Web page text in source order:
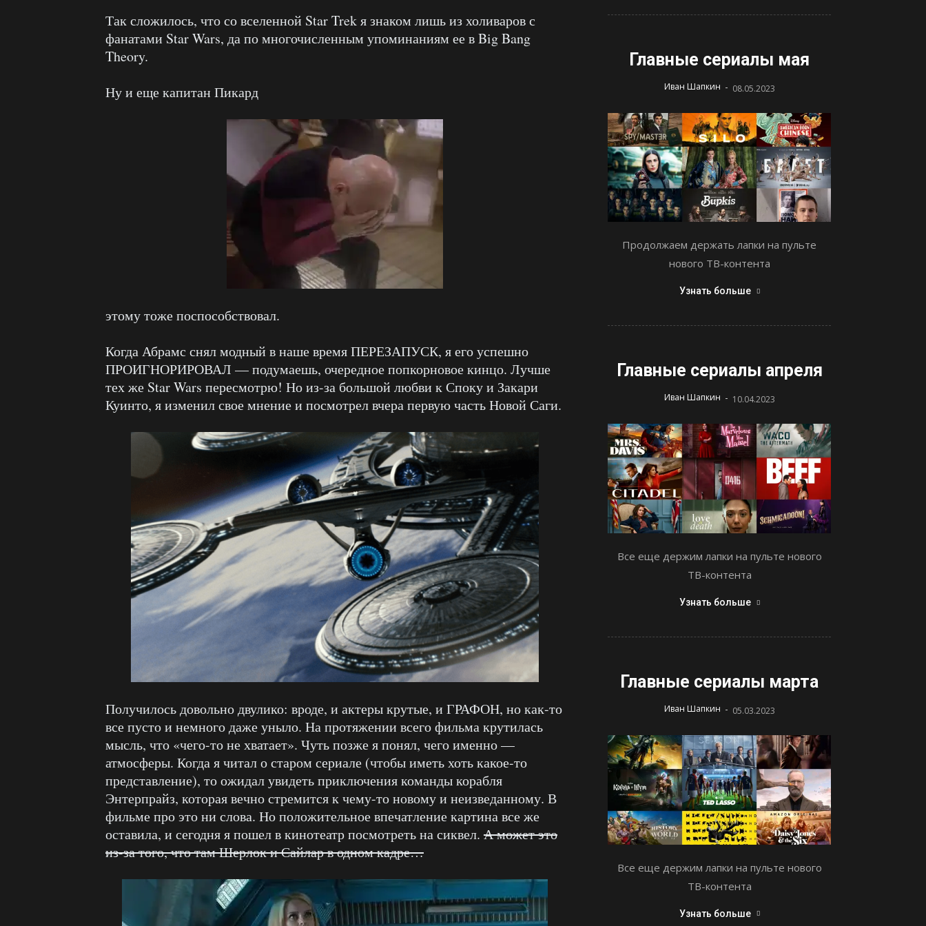
Так сложилось, что со вселенной Star Trek я знаком лишь из холиваров с
фанатами Star Wars, да по многочисленным упоминаниям ее в Big Bang
Theory.
Ну и еще капитан Пикард
этому тоже поспособствовал.
Когда Абрамс снял модный в наше время ПЕРЕЗАПУСК, я его успешно
ПРОИГНОРИРОВАЛ — подумаешь, очередное попкорновое кинцо. Лучше
тех же Star Wars пересмотрю! Но из-за большой любви к Споку и Закари
Куинто, я изменил свое мнение и посмотрел вчера первую часть Новой Саги.
Получилось довольно двулико: вроде, и актеры крутые, и ГРАФОН, но как-то
все пусто и немного даже уныло. На протяжении всего фильма крутилась
мысль, что «чего-то не хватает». Чуть позже я понял, чего именно —
атмосферы. Когда я читал о старом сериале (чтобы иметь хоть какое-то
представление), то ожидал увидеть приключения команды корабля
Энтерпрайз, которая вечно стремится к чему-то новому и неизведанному. В
фильме про это ни слова. Но положительное впечатление картина все же
оставила, и сегодня я пошел в кинотеатр посмотреть на сиквел. А может это
из-за того, что там Шерлок и Сайлар в одном кадре…
Главные сериалы мая
Иван Шапкин - 08.05.2023
Продолжаем держать лапки на пульте
нового ТВ-контента
Узнать больше
Главные сериалы апреля
Иван Шапкин - 10.04.2023
Все еще держим лапки на пульте нового
ТВ-контента
Узнать больше
Главные сериалы марта
Иван Шапкин - 05.03.2023
Все еще держим лапки на пульте нового
ТВ-контента
Узнать больше